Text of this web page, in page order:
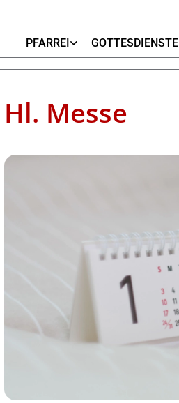
PFARREI GOTTESDIENSTE
Hl. Messe